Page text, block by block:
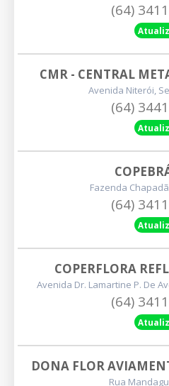
(64)
CMR - CENTRAL
Avenida Niterói,
(64)
Fazenda
(64)
COPERFLORA
Avenida Dr. Lamartine P. De
(64)
DONA FLOR
Rua